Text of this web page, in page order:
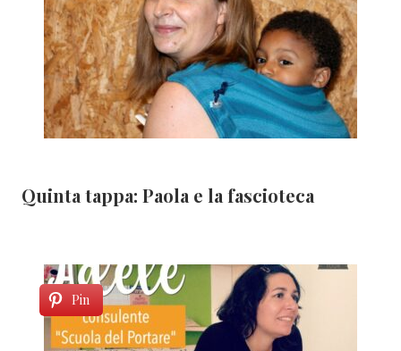
Quinta tappa: Paola e la fascioteca
Pin